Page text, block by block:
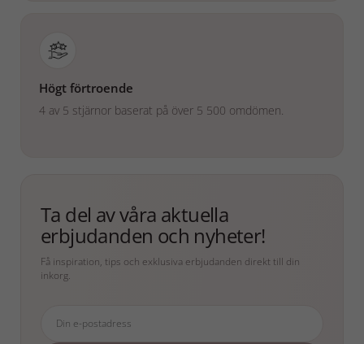
Högt förtroende
4 av 5 stjärnor baserat på över 5 500 omdömen.
Ta del av våra aktuella
erbjudanden och nyheter!
Få inspiration, tips och exklusiva erbjudanden direkt till din
inkorg.